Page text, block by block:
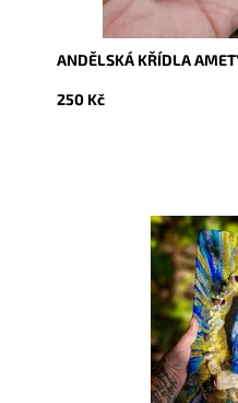
ANDĚLSKÁ KŘÍDLA
250 Kč
Skladem
10397